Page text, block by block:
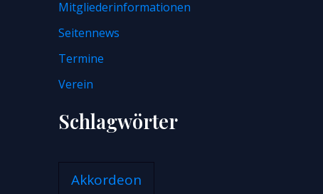
Mitgliederinformationen
Seitennews
Termine
Verein
Schlagwörter
Akkordeon